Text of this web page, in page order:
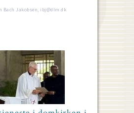
Bach Jakobsen, ibj@dlm.dk